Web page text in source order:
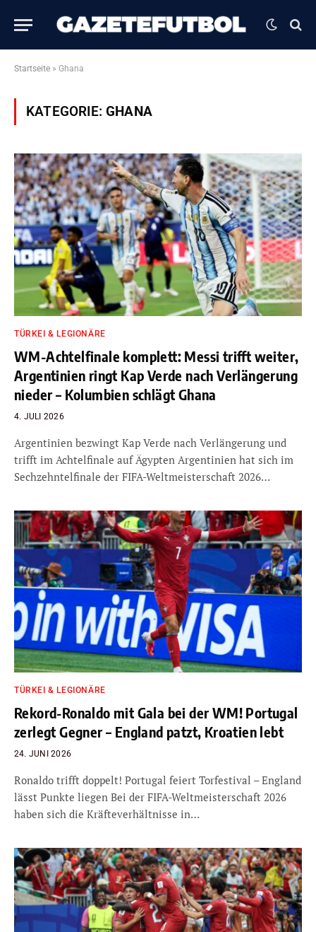
Startseite » Ghana
KATEGORIE:GHANA
TÜRKEI & LEGIONÄRE
WM-Achtelfinale komplett: Messi trifft weiter,
Argentinien ringt Kap Verde nach Verlängerung
nieder – Kolumbien schlägt Ghana
4. JULI 2026
Argentinien bezwingt Kap Verde nach Verlängerung und
trifft im Achtelfinale auf Ägypten Argentinien hat sich im
Sechzehntelfinale der FIFA-Weltmeisterschaft 2026…
TÜRKEI & LEGIONÄRE
Rekord-Ronaldo mit Gala bei der WM! Portugal
zerlegt Gegner – England patzt, Kroatien lebt
24. JUNI 2026
Ronaldo trifft doppelt! Portugal feiert Torfestival – England
lässt Punkte liegen Bei der FIFA-Weltmeisterschaft 2026
haben sich die Kräfteverhältnisse in…